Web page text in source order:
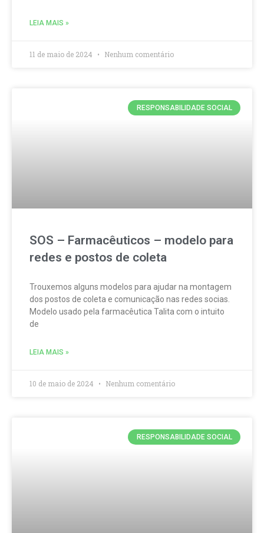
LEIA MAIS »
11 de maio de 2024 Nenhum comentário
RESPONSABILIDADE SOCIAL
SOS – Farmacêuticos – modelo para
redes e postos de coleta
Trouxemos alguns modelos para ajudar na montagem
dos postos de coleta e comunicação nas redes socias.
Modelo usado pela farmacêutica Talita com o intuito
de
LEIA MAIS »
10 de maio de 2024 Nenhum comentário
RESPONSABILIDADE SOCIAL